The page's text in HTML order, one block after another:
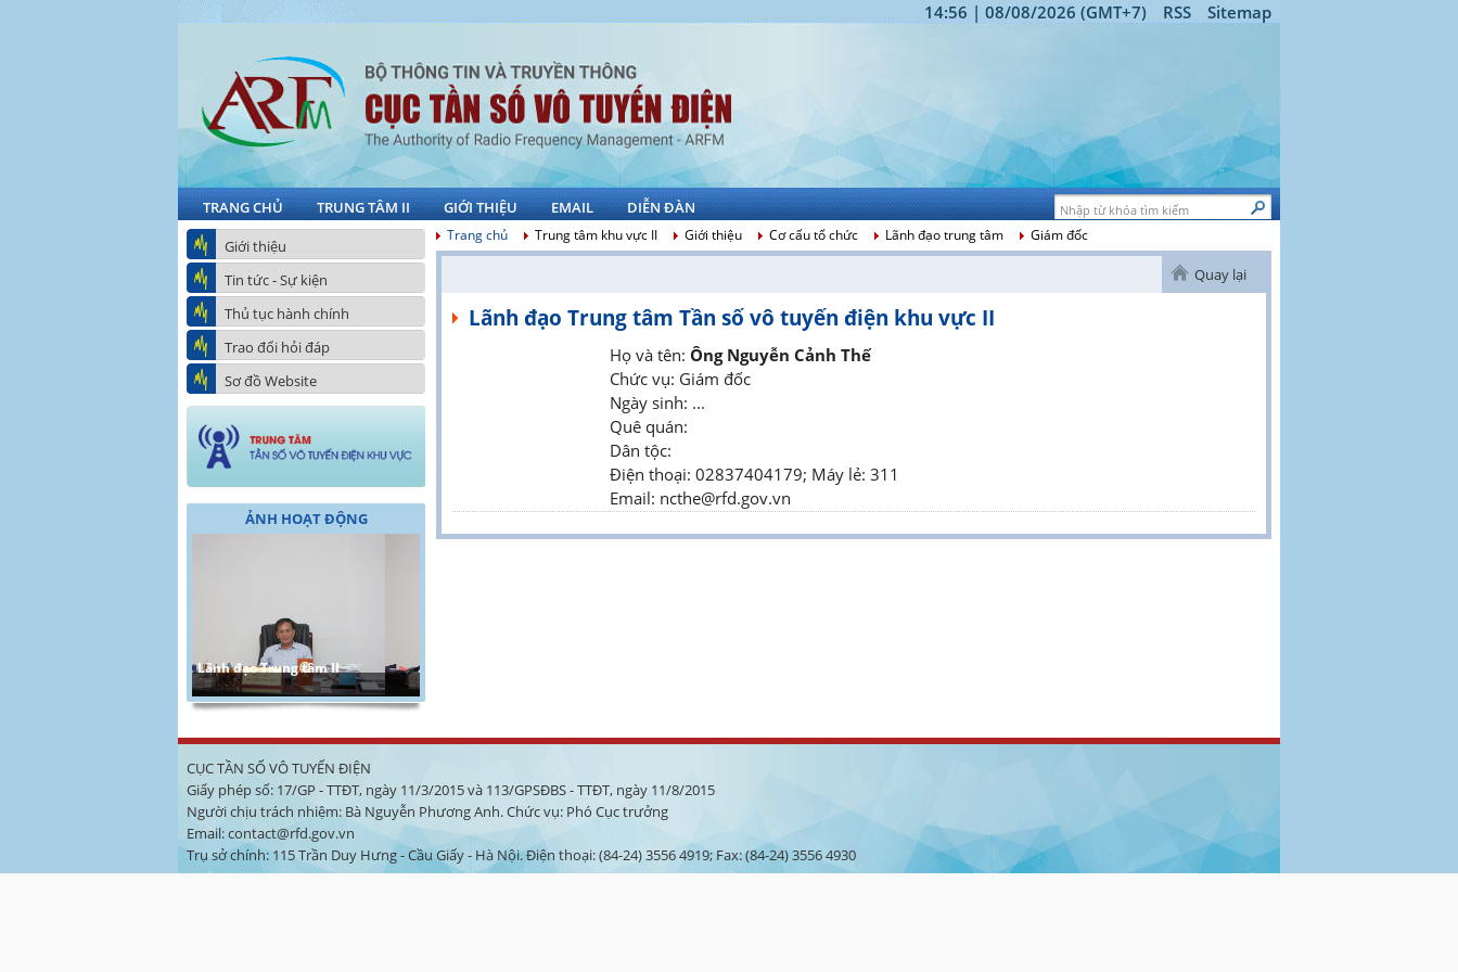
14:56 | 08/08/2026 (GMT+7) RSS Sitemap
TRANG CHỦ TRUNG TÂM II GIỚI THIỆU EMAIL
DIỄN ĐÀN
Giới thiệu
Tin tức - Sự kiện
Thủ tục hành chính
Trao đổi hỏi đáp
Sơ đồ Website
ẢNH HOẠT ĐỘNG
Lãnh đạo Trung tâm II
Trang chủ Trung tâm khu vực II Giới thiệu Cơ cấu tổ chức Lãnh đạo trung tâm Giám đốc
Quay lại
Lãnh đạo Trung tâm Tần số vô tuyến điện khu vực II
Họ và tên: Ông Nguyễn Cảnh Thế
Chức vụ: Giám đốc
Ngày sinh: ...
Quê quán:
Dân tộc:
Điện thoại: 02837404179; Máy lẻ: 311
Email: ncthe@rfd.gov.vn
CỤC TẦN SỐ VÔ TUYẾN ĐIỆN
Giấy phép số: 17/GP - TTĐT, ngày 11/3/2015 và 113/GPSĐBS - TTĐT, ngày 11/8/2015
Người chịu trách nhiệm: Bà Nguyễn Phương Anh. Chức vụ: Phó Cục trưởng
Email: contact@rfd.gov.vn
Trụ sở chính: 115 Trần Duy Hưng - Cầu Giấy - Hà Nội. Điện thoại: (84-24) 3556 4919; Fax: (84-24) 3556 4930